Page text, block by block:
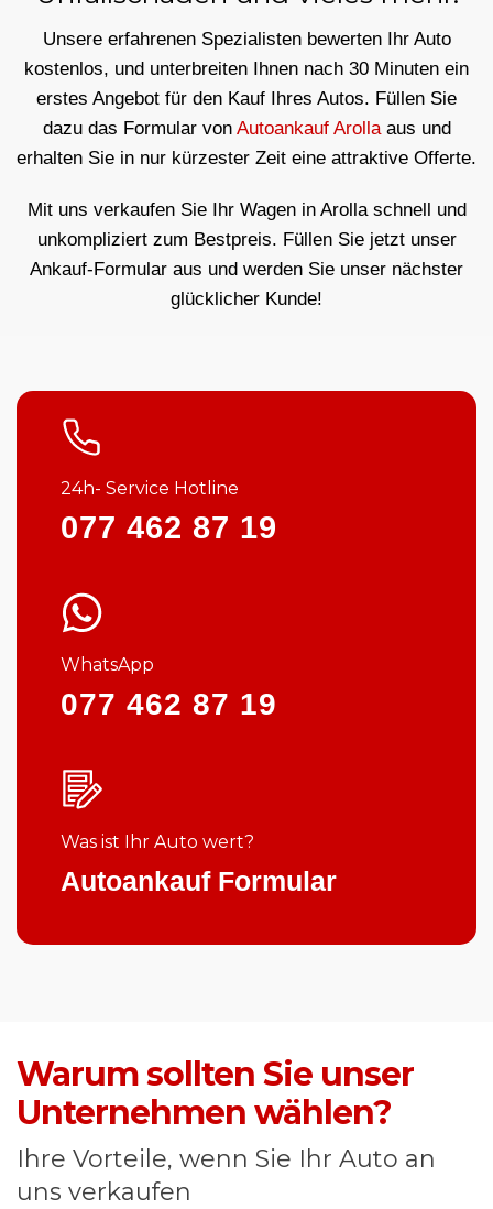
Unsere erfahrenen Spezialisten bewerten Ihr Auto
kostenlos, und unterbreiten Ihnen nach 30 Minuten ein
erstes Angebot für den Kauf Ihres Autos. Füllen Sie
dazu das Formular von Autoankauf Arollaaus und
erhalten Sie in nur kürzester Zeit eine attraktive Offerte.
Mit uns verkaufen Sie Ihr Wagen in Arolla schnell und
unkompliziert zum Bestpreis. Füllen Sie jetzt unser
Ankauf-Formular aus und werden Sie unser nächster
glücklicher Kunde!
24h- Service Hotline
077 462 87 19
WhatsApp
077 462 87 19
Was ist Ihr Auto wert?
Autoankauf Formular
Warum sollten Sie unser
Unternehmen wählen?
Ihre Vorteile, wenn Sie Ihr Auto an
uns verkaufen